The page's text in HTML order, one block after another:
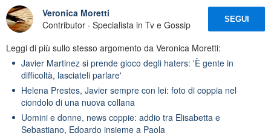
Veronica Moretti
Contributor · Specialista in Tv e Gossip
SEGUI
Leggi di più sullo stesso argomento da Veronica Moretti:
Javier Martinez si prende gioco degli haters: 'È gente in
difficoltà, lasciateli parlare'
Helena Prestes, Javier sempre con lei: foto di coppia nel
ciondolo di una nuova collana
Uomini e donne, news coppie: addio tra Elisabetta e
Sebastiano, Edoardo insieme a Paola